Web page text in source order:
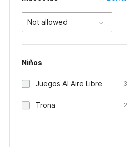
Not allowed
Niños
Juegos Al Aire Libre 3
Trona 2